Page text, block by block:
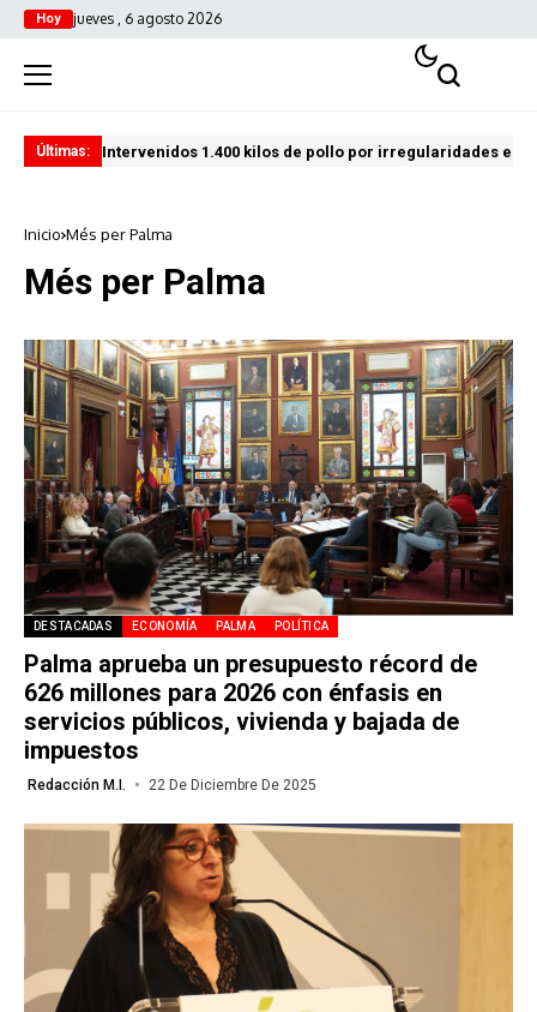
Hoy jueves , 6 agosto 2026
Últimas: Intervenidos 1.400 kilos de pollo por irregularidades en
Inicio Més per Palma
Més per Palma
DESTACADAS ECONOMÍA PALMA POLÍTICA
Palma aprueba un presupuesto récord de
626 millones para 2026 con énfasis en
servicios públicos, vivienda y bajada de
impuestos
Redacción M.I. 22 De Diciembre De 2025